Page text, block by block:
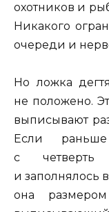
охотников и
Никакого
очереди и
Но ложка
не положено.
выписывают
Если
с четверть
и заполнялось
она